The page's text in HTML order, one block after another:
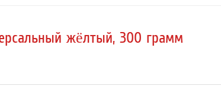
жёлтый, 300 грамм